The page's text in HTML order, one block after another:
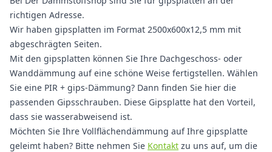
richtigen Adresse.
Wir haben gipsplatten im Format 2500x600x12,5 mm mit
abgeschrägten Seiten.
Mit den gipsplatten können Sie Ihre Dachgeschoss- oder
Wanddämmung auf eine schöne Weise fertigstellen. Wählen
Sie eine PIR + gips-Dämmung? Dann finden Sie hier die
passenden Gipsschrauben. Diese Gipsplatte hat den Vorteil,
dass sie wasserabweisend ist.
Möchten Sie Ihre Vollflächendämmung auf Ihre gipsplatte
geleimt haben? Bitte nehmen Sie Kontakt zu uns auf, um die